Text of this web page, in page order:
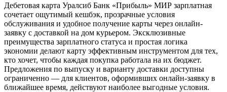
Дебетовая карта Уралсиб Банк «Прибыль» МИР зарплатная
сочетает ощутимый кешбэк, прозрачные условия
обслуживания и удобное получение карты через онлайн-
заявку с доставкой на дом курьером. Эксклюзивные
преимущества зарплатного статуса и простая логика
экономии делают карту эффективным инструментом для тех,
кто хочет, чтобы каждая покупка работала на их бюджет.
Предложения по выпуску и варианту доставки доступны
ограниченно — для клиентов, оформивших онлайн-заявку в
ближайшее время, действуют наиболее выгодные условия.